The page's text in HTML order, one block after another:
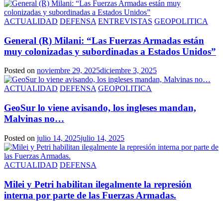
ACTUALIDAD DEFENSA ENTREVISTAS GEOPOLITICA
General (R) Milani: “Las Fuerzas Armadas están
muy colonizadas y subordinadas a Estados Unidos”
Posted on noviembre 29, 2025diciembre 3, 2025
ACTUALIDAD DEFENSA GEOPOLITICA
GeoSur lo viene avisando, los ingleses mandan,
Malvinas no…
Posted on julio 14, 2025julio 14, 2025
ACTUALIDAD DEFENSA
Milei y Petri habilitan ilegalmente la represión
interna por parte de las Fuerzas Armadas.